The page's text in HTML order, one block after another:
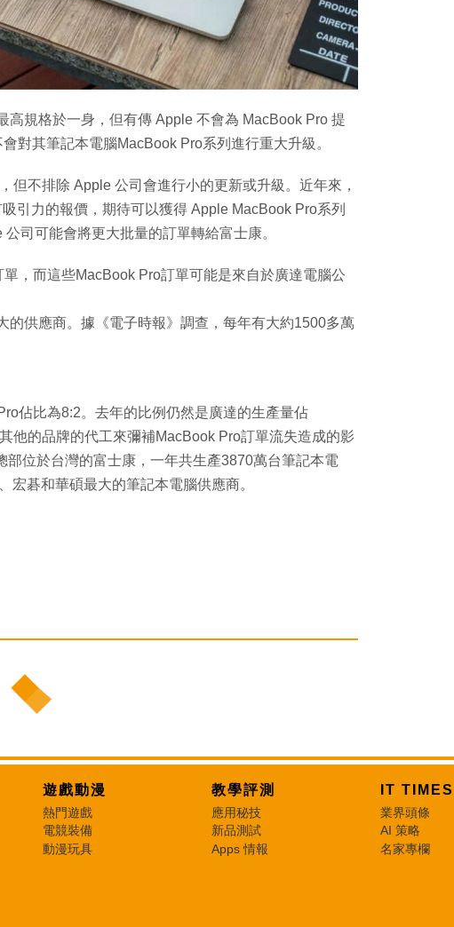
高規格於一身，但有傳 Apple 不會為 MacBook Pro 提
對其筆記本電腦MacBook Pro系列進行重大升級。
但不排除 Apple 公司會進行小的更新或升級。近年來，
引力的報價，期待可以獲得 Apple MacBook Pro系列
司可能會將更大批量的訂單轉給富士康。
，而這些MacBook Pro訂單可能是來自於廣達電腦公
供應商。據《電子時報》調查，每年有大約1500多萬
佔比為8:2。去年的比例仍然是廣達的生產量佔
他的品牌的代工來彌補MacBook Pro訂單流失造成的影
位於台灣的富士康，一年共生產3870萬台筆記本電
宏碁和華碩最大的筆記本電腦供應商。
遊戲動漫
熱門遊戲
電競裝備
動漫玩具
教學評測
應用秘技
新品測試
Apps 情報
IT TIMES
業界頭條
AI 策略
名家專欄